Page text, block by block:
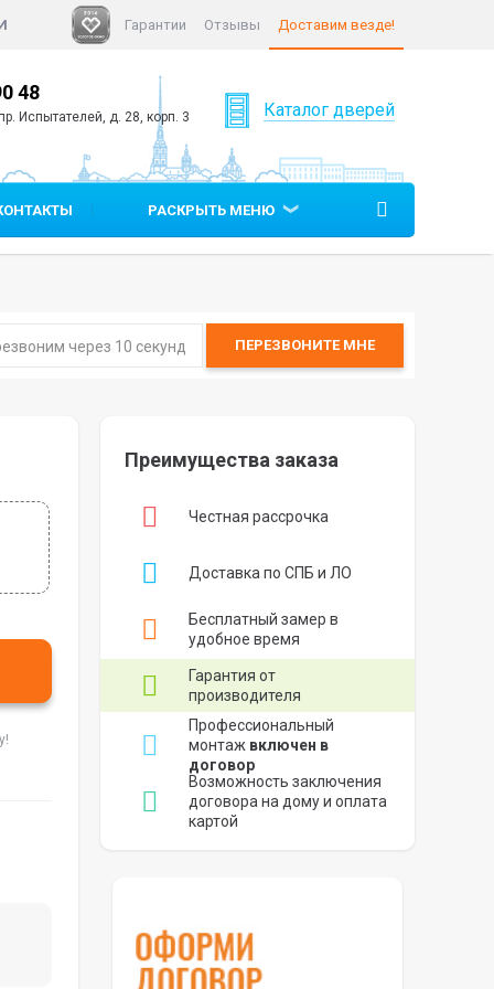
Гарантии Отзывы Доставим везде!
48
Испытателей, д. 28, корп. 3
+7 (812)
Каталог дверей
РАСКРЫТЬ МЕНЮ
ПЕРЕЗВОНИТЕМНЕ
Преимущества заказа
Честная рассрочка
Доставка по СПБ и ЛО
Бесплатный замер в
удобное время
Гарантия от
производителя
Профессиональный
монтаж включен в
договор
Возможность заключения
договора на дому и оплата
картой